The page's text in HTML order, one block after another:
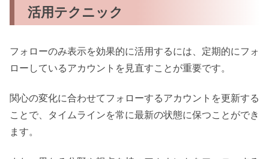
活用テクニック
フォローのみ表示を効果的に活用するには、定期的にフォ
ローしているアカウントを見直すことが重要です。
関心の変化に合わせてフォローするアカウントを更新する
ことで、タイムラインを常に最新の状態に保つことができ
ます。